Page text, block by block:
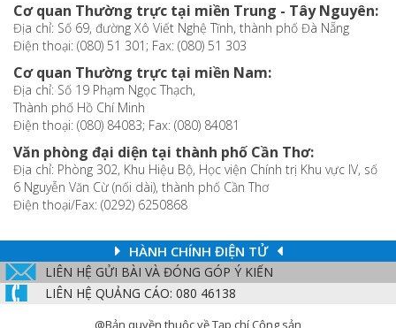
Cơ quan Thường trực tại miền Trung - Tây Nguyên:
Địa chỉ: Số 69, đường Xô Viết Nghệ Tĩnh, thành phố Đà Nẵng
Điện thoại: (080) 51 301; Fax: (080) 51 303
Cơ quan Thường trực tại miền Nam:
Địa chỉ: Số 19 Phạm Ngọc Thạch,
Thành phố Hồ Chí Minh
Điện thoại: (080) 84083; Fax: (080) 84081
Văn phòng đại diện tại thành phố Cần Thơ:
Địa chỉ: Phòng 302, Khu Hiệu Bộ, Học viện Chính trị Khu vực IV, số
6 Nguyễn Văn Cừ (nối dài), thành phố Cần Thơ
Điện thoại/Fax: (0292) 6250868
HÀNH CHÍNH ĐIỆN TỬ
LIÊN HỆ GỬI BÀI VÀ ĐÓNG GÓP Ý KIẾN
LIÊN HỆ QUẢNG CÁO: 080 46138